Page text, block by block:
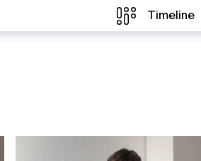
Timeline